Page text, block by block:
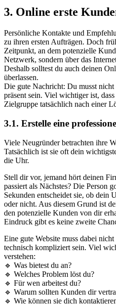
3. Online erste
Persönliche Kontakte und
zu ihren ersten Aufträgen. Doch
Zeitpunkt, an dem potenzielle
Netzwerk, sondern über das
Deshalb solltest du auch deinen
überlassen.
Die gute Nachricht: Du musst
präsent sein. Viel wichtiger ist,
Zielgruppe tatsächlich nach einer
3.1. Erstelle eine
Viele Neugründer betrachten ihre
Tatsächlich ist sie oft dein
die Uhr.
Stell dir vor, jemand hört deinen
passiert als Nächstes? Die Person
Sekunden entscheidet sie, ob dein
oder nicht. Aus diesem Grund ist
den potenzielle Kunden von dir
Eindruck gibt es keine zweite
Eine gute Website muss dabei
technisch kompliziert sein. Viel
verstehen:
🔹 Was bietest du an?
🔹 Welches Problem löst du?
🔹 Für wen arbeitest du?
🔹 Warum sollten Kunden dir
🔹 Wie können sie dich